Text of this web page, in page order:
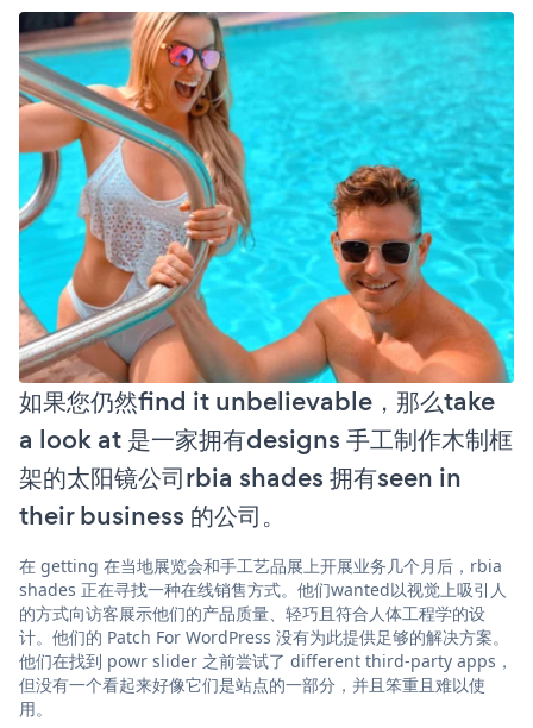
如果您仍然find it unbelievable，那么take
a look at 是一家拥有designs 手工制作木制框
架的太阳镜公司rbia shades 拥有seen in
their business 的公司。
在 getting 在当地展览会和手工艺品展上开展业务几个月后，rbia
shades 正在寻找一种在线销售方式。他们wanted以视觉上吸引人
的方式向访客展示他们的产品质量、轻巧且符合人体工程学的设
计。他们的 Patch For WordPress 没有为此提供足够的解决方案。
他们在找到 powr slider 之前尝试了 different third-party apps，
但没有一个看起来好像它们是站点的一部分，并且笨重且难以使
用。